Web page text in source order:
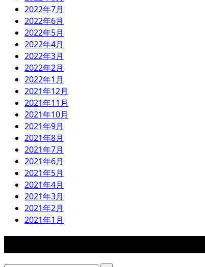
2022年7月
2022年6月
2022年5月
2022年4月
2022年3月
2022年2月
2022年1月
2021年12月
2021年11月
2021年10月
2021年9月
2021年8月
2021年7月
2021年6月
2021年5月
2021年4月
2021年3月
2021年2月
2021年1月